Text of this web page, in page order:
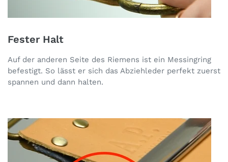
Fester Halt
Auf der anderen Seite des Riemens ist ein Messingring
befestigt. So lässt er sich das Abziehleder perfekt zuerst
spannen und dann halten.